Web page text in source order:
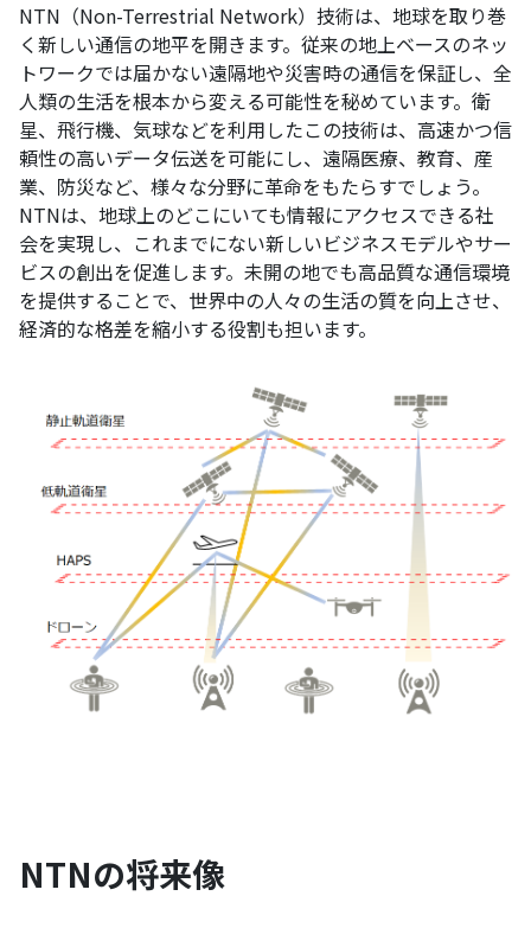
NTN（Non-Terrestrial Network）技術は、地球を取り巻
く新しい通信の地平を開きます。従来の地上ベースのネッ
トワークでは届かない遠隔地や災害時の通信を保証し、全
人類の生活を根本から変える可能性を秘めています。衛
星、飛行機、気球などを利用したこの技術は、高速かつ信
頼性の高いデータ伝送を可能にし、遠隔医療、教育、産
業、防災など、様々な分野に革命をもたらすでしょう。
NTNは、地球上のどこにいても情報にアクセスできる社
会を実現し、これまでにない新しいビジネスモデルやサー
ビスの創出を促進します。未開の地でも高品質な通信環境
を提供することで、世界中の人々の生活の質を向上させ、
経済的な格差を縮小する役割も担います。
NTNの将来像